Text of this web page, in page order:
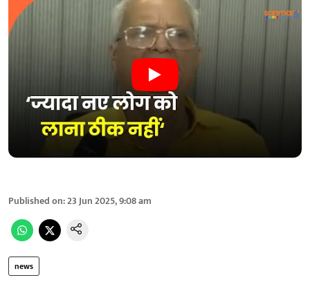
Published on:23 Jun 2025, 9:08 am
news